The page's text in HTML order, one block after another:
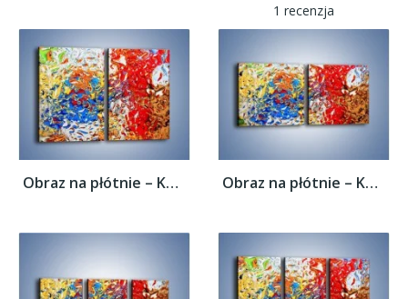
1 recenzja
Obraz na płótnie – Każdy kolor coś znaczy... Obraz na płótnie – Każdy kolor coś znaczy...